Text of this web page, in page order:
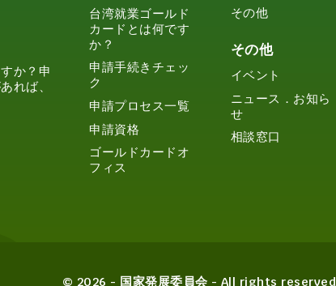
か？申
れば、
台湾就業ゴールド
カードとは何です
か？
申請手続きチェッ
ク
申請プロセス一覧
申請資格
ゴールドカードオ
フィス
その他
その他
イベント
ニュース．お知ら
せ
相談窓口
© 2026 - 国家発展委員会 - All rights reserved